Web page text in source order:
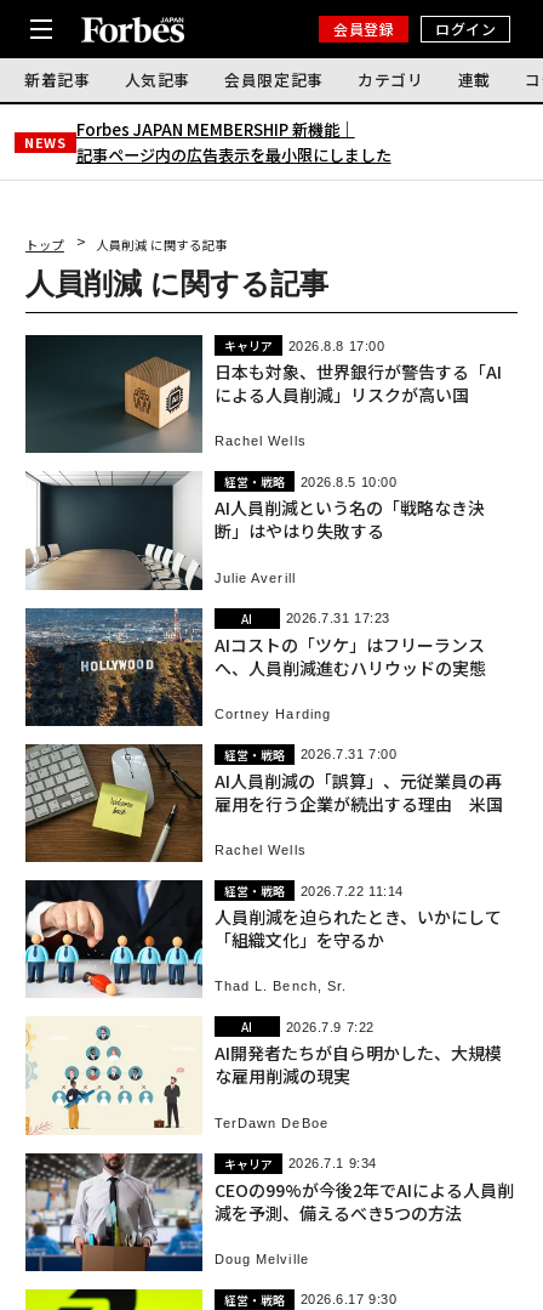
会員登録 ログイン
新着記事 人気記事 会員限定記事 カテゴリ 連載
NEWS
Forbes JAPAN MEMBERSHIP 新機能｜
記事ページ内の広告表示を最小限にしました
トップ 人員削減 に関する記事
人員削減 に関する記事
キャリア 2026.8.8 17:00
日本も対象、世界銀行が警告する「AI
による人員削減」リスクが高い国
Rachel Wells
経営・戦略 2026.8.5 10:00
AI人員削減という名の「戦略なき決
断」はやはり失敗する
Julie Averill
AI 2026.7.31 17:23
AIコストの「ツケ」はフリーランス
へ、人員削減進むハリウッドの実態
Cortney Harding
経営・戦略 2026.7.31 7:00
AI人員削減の「誤算」、元従業員の再
雇用を行う企業が続出する理由 米国
Rachel Wells
経営・戦略 2026.7.22 11:14
人員削減を迫られたとき、いかにして
「組織文化」を守るか
Thad L. Bench, Sr.
AI 2026.7.9 7:22
AI開発者たちが自ら明かした、大規模
な雇用削減の現実
TerDawn DeBoe
キャリア 2026.7.1 9:34
CEOの99%が今後2年でAIによる人員削
減を予測、備えるべき5つの方法
Doug Melville
経営・戦略 2026.6.17 9:30